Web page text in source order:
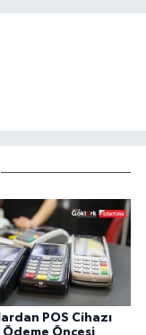
POS Cihazı
Ödeme Öncesi